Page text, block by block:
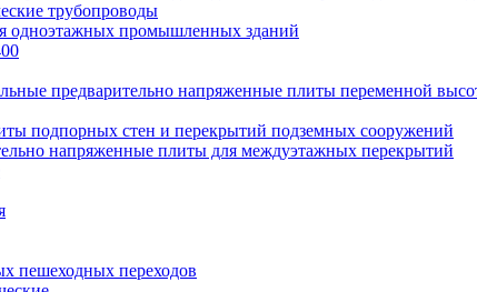
трубопроводы
одноэтажных промышленных зданий
предварительно напряженные плиты переменной
подпорных стен и перекрытий подземных сооружений
напряженные плиты для междуэтажных перекрытий
пешеходных переходов